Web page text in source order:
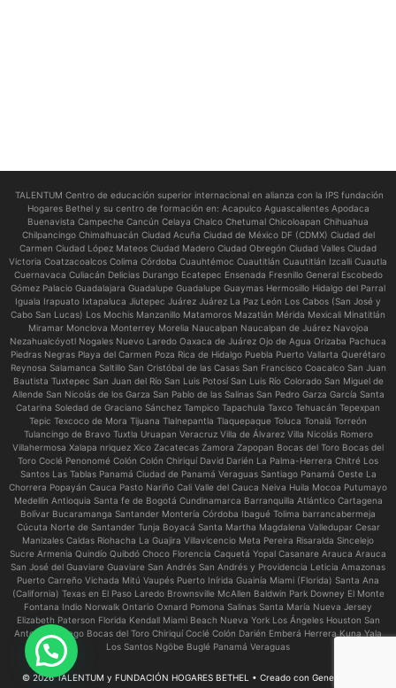
TALENTUM Centro de educación superior internacional en alianza con la IPS fundación
Hogares Bethel y su centro de formación en: Acapulco Aguascalientes Apodaca
Buenavista Campeche Cancún Celaya Chalco Chetumal Chicoloapan Chihuahua
Chilpancingo Chimalhuacán Ciudad Acuña Ciudad de México DF (CDMX) Ciudad del
Carmen Ciudad López Mateos Ciudad Madero Ciudad Obregón Ciudad Valles Ciudad
Victoria Coatzacoalcos Colima Córdoba Cuauhtémoc Cuautitlán Cuautitlán Izcalli Cuautla
Cuernavaca Culiacán Delicias Durango Ecatepec Ensenada Fresnillo General Escobedo
Gómez Palacio Guadalajara Guadalupe Guadalupe Guaymas Hermosillo Hidalgo del Parral
Iguala Irapuato Ixtapaluca Jiutepec Juárez Juárez La Paz León Los Cabos (San José y
Cabo San Lucas) Los Mochis Manzanillo Matamoros Mazatlán Mérida Mexicali Minatitlán
Miramar Monclova Monterrey Morelia Naucalpan Naucalpan de Juárez Navojoa
Nezahualcóyotl Nogales Nuevo Laredo Oaxaca de Juárez Ojo de Agua Orizaba Pachuca
Piedras Negras Playa del Carmen Poza Rica de Hidalgo Puebla Puerto Vallarta Querétaro
Reynosa Salamanca Saltillo San Cristóbal de las Casas San Francisco Coacalco San Juan
Bautista Tuxtepec San Juan del Río San Luis Potosí San Luis Río Colorado San Miguel de
Allende San Nicolás de los Garza San Pablo de las Salinas San Pedro Garza García Santa
Catarina Soledad de Graciano Sánchez Tampico Tapachula Taxco Tehuacán Tepexpan
Tepic Texcoco de Mora Tijuana Tlalnepantla Tlaquepaque Toluca Tonalá Torreón
Tulancingo de Bravo Tuxtla Uruapan Veracruz Villa de Álvarez Villa Nicolás Romero
Villahermosa Xalapa nriquez Xico Zacatecas Zamora Zapopan Bocas del Toro Bocas del
Toro Coclé Penonomé Colón Colón Chiriquí David Darién La Palma-Herrera Chitré Los
Santos Las Tablas Panamá Ciudad de Panamá Veraguas Santiago Panamá Oeste La
Chorrera Popayán Cauca Pasto Nariño Cali Valle del Cauca Neiva Huila Mocoa Putumayo
Medellín Antioquia Santa fe de Bogotá Cundinamarca Barranquilla Atlántico Cartagena
Bolívar Bucaramanga Santander Montería Córdoba Ibagué Tolima barrancabermeja
Cúcuta Norte de Santander Tunja Boyacá Santa Martha Magdalena Valledupar Cesar
Manizales Caldas Riohacha La Guajira Villavicencio Meta Pereira Risaralda Sincelejo
Sucre Armenia Quindío Quibdó Choco Florencia Caquetá Yopal Casanare Arauca Arauca
San José del Guaviare Guaviare San Andrés San Andrés y Providencia Leticia Amazonas
Puerto Carreño Vichada Mitú Vaupés Puerto Inírida Guainía Miami (Florida) Santa Ana
(California) Texas en El Paso Laredo Brownsville McAllen Baldwin Park Downey El Monte
Fontana Indio Norwalk Ontario Oxnard Pomona Salinas Santa María Nueva Jersey
Elizabeth Paterson Florida Kendall Miami Beach Nueva York Los Ángeles Houston San
Antonio Chicago Bocas del Toro Chiriquí Coclé Colón Darién Emberá Herrera Kuna Yala
Los Santos Ngöbe Buglé Panamá Veraguas
© 2026 TALENTUM y FUNDACIÓN HOGARES BETHEL • Creado con GeneratePress
Necesitas ayuda?